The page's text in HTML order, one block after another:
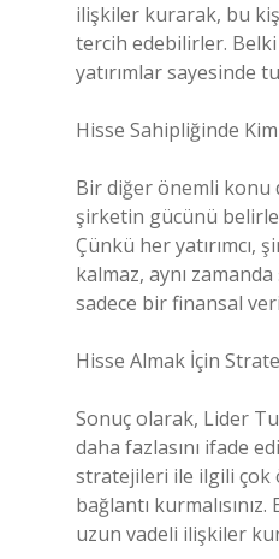
ilişkiler kurarak, bu
tercih edebilirler. Belki
yatırımlar sayesinde
Hisse Sahipliğinde
Bir diğer önemli konu
şirketin gücünü
Çünkü her yatırımcı,
kalmaz, aynı
sadece bir finansal
Hisse Almak İçin
Sonuç olarak, Lider
daha fazlasını ifade
stratejileri ile ilgili çok
bağlantı
uzun vadeli ilişkiler